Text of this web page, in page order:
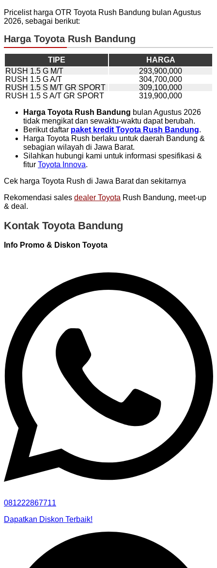
Pricelist harga OTR Toyota Rush Bandung bulan Agustus
2026, sebagai berikut:
Harga Toyota Rush Bandung
TIPE
HARGA
RUSH 1.5 G M/T
293,900,000
RUSH 1.5 G A/T
304,700,000
RUSH 1.5 S M/T GR SPORT
309,100,000
RUSH 1.5 S A/T GR SPORT
319,900,000
Harga Toyota Rush Bandung bulan Agustus 2026
tidak mengikat dan sewaktu-waktu dapat berubah.
Berikut daftar paket kredit Toyota Rush Bandung.
Harga Toyota Rush berlaku untuk daerah Bandung &
sebagian wilayah di Jawa Barat.
Silahkan hubungi kami untuk informasi spesifikasi &
fitur Toyota Innova.
Cek harga Toyota Rush di Jawa Barat dan sekitarnya
Rekomendasi sales dealer Toyota Rush Bandung, meet-up
& deal.
Kontak Toyota Bandung
Info Promo & Diskon Toyota
081222867711
Dapatkan Diskon Terbaik!